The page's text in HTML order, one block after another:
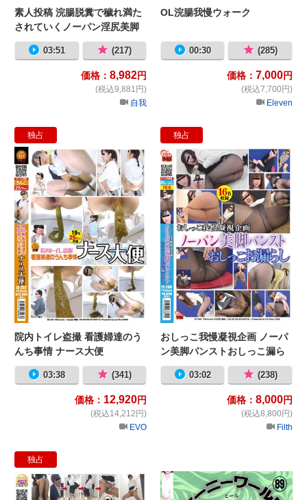
素人投稿 浣腸脱糞で穢れ満た
されていくノーパン淫尻美脚
パンスト3
03:51 (217)
価格： 8,982円
(税込9,881円)
自我
OL浣腸我慢ウォーク
00:30 (285)
価格： 7,000円
(税込7,700円)
Eleven
独占
院内トイレ盗撮 看護婦達のうんち
院内トイレ盗撮 看護婦達のう
んち事情 ナース大便
03:38 (341)
価格： 12,920円
(税込14,212円)
EVO
独占
おしっこ我慢凝視企画 ノーパ
ン美脚パンストおしっこ漏ら
し
03:02 (238)
価格： 8,000円
(税込8,800円)
Filth
独占
駆け込みOLパンスト破り放尿 ホ